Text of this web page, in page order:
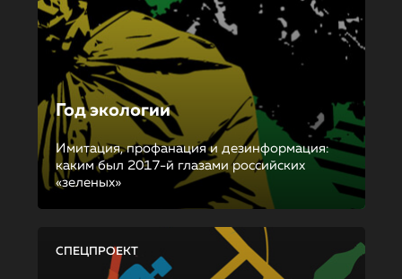
Год экологии
Имитация, профанация и дезинформация:
каким был 2017-й глазами российских
«зеленых»
СПЕЦПРОЕКТ